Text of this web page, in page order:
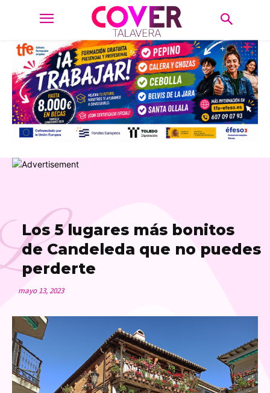
Los 5 lugares más bonitos
de Candeleda que no puedes
perderte
mayo 13, 2023